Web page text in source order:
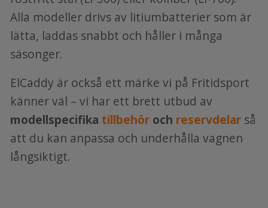
Alla modeller drivs av litiumbatterier som är
lätta, laddas snabbt och håller i många
säsonger.
ElCaddy är också ett märke vi på Fritidsport
känner väl – vi har ett brett utbud av
modellspecifika tillbehör och reservdelar så
att du kan anpassa och underhålla vagnen
långsiktigt.